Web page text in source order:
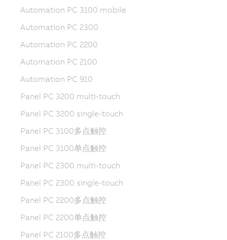
Automation PC 3100 mobile
Automation PC 2300
Automation PC 2200
Automation PC 2100
Automation PC 910
Panel PC 3200 multi-touch
Panel PC 3200 single-touch
Panel PC 3100多点触控
Panel PC 3100单点触控
Panel PC 2300 multi-touch
Panel PC 2300 single-touch
Panel PC 2200多点触控
Panel PC 2200单点触控
Panel PC 2100多点触控